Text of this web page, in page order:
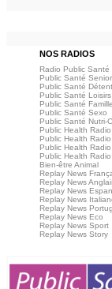
NOS RADIOS
Radio Public Santé
Public Santé
Public Santé
Public Santé
Public Santé Famille
Public Santé Sexo
Public Santé Nutri-
Public Health
Public Health
Public Health
Public Health
Bien-être Animal
Replay News
Replay News
Replay News
Replay News
Replay News
Replay News Eco
Replay News Sport
Replay News Story